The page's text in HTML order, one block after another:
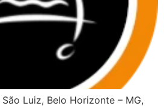
Luiz, Belo Horizonte – MG,